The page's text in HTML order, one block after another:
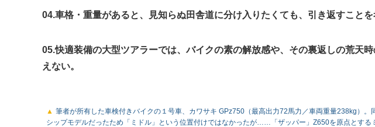
04.車格・重量があると、見知らぬ田舎道に分け入りたくても、引き返すことを
05.快適装備の大型ツアラーでは、バイクの素の解放感や、その裏返しの荒天
えない。
筆者が所有した車検付きバイクの１号車、カワサキ GPz750（最高出力72馬力／車両重量238kg）
シップモデルだったため「ミドル」という位置付けではなかったが……「ザッパー」Z650を原点とする